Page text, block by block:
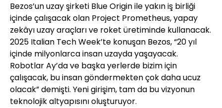
Bezos’un uzay şirketi Blue Origin ile yakın iş birliği
içinde çalışacak olan Project Prometheus, yapay
zekâyı uzay araçları ve roket üretiminde kullanacak.
2025 Italian Tech Week’te konuşan Bezos, “20 yıl
içinde milyonlarca insan uzayda yaşayacak.
Robotlar Ay’da ve başka yerlerde bizim için
çalışacak, bu insan göndermekten çok daha ucuz
olacak” demişti. Yeni girişim, tam da bu vizyonun
teknolojik altyapısını oluşturuyor.